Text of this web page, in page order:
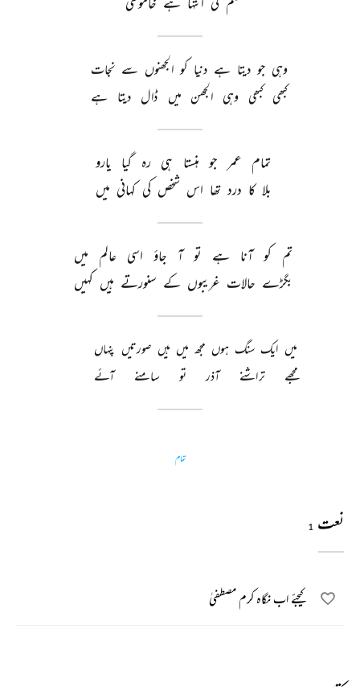
وہی جو دیتا ہے دنیا کو الجھنوں سے نجات
کبھی کبھی وہی الجھن میں ڈال دیتا ہے
تمام عمر جو ہنستا ہی رہ گیا
یارو
بلا کا درد تھا اس شخص کی کہانی میں
تم کو آنا ہے تو آ جاؤ اسی عالم
میں
بگڑے حالات غریبوں کے سنورتے ہیں کہیں
میں ایک سنگ ہوں مجھ میں ہیں صورتیں پنہاں
مجھے
تراشنے آذر تو سامنے آئے
تمام
نعت 1
کیجئے اب نگاہ کرم مصطفیٰ